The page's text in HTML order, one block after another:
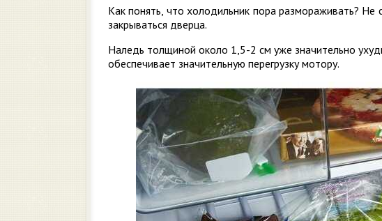
Как понять, что холодильник пора размораживать? Не
закрываться дверца.
Наледь толщиной около 1,5-2 см уже значительно
обеспечивает значительную перегрузку мотору.